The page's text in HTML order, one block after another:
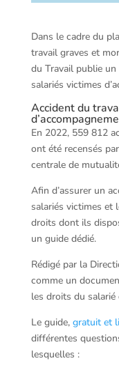
Dans le cadre du
travail graves et
du Travail publie
salariés victimes
Accident du
En 2022, 559 812
ont été recensés
centrale de
Afin d’assurer un
salariés victimes et
droits dont ils
un guide dédié.
Rédigé par la
comme un
les droits du salarié
Le guide,gratuit et
différentes
lesquelles :